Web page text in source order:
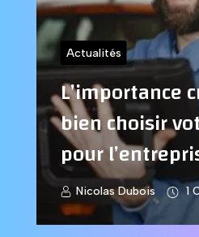
Actualités
L’importance
bien choisir
pour
Nicolas Dubois 1